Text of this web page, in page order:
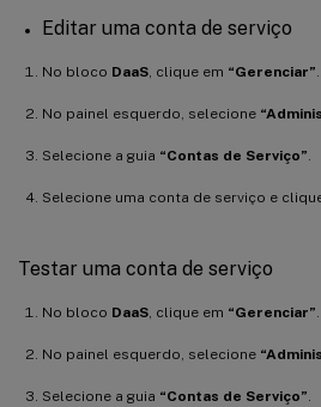
Editar uma conta de serviço
No bloco DaaS , clique em “Gerenciar”
No painel esquerdo, selecione
Selecione a guia “Contas de Serviço”
Selecione uma conta de serviço e
Testar uma conta de serviço
No bloco DaaS , clique em “Gerenciar”
No painel esquerdo, selecione
Selecione a guia “Contas de Serviço”